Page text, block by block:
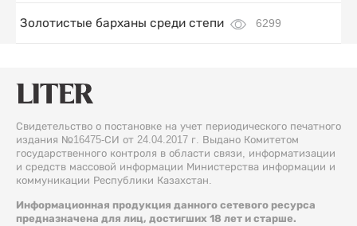
Золотистые барханы среди степи 6299
Свидетельство о постановке на учет периодического печатного
издания №16475-СИ от 24.04.2017 г. Выдано Комитетом
государственного контроля в области связи, информатизации
и средств массовой информации Министерства информации и
коммуникации Республики Казахстан.
Информационная продукция данного сетевого ресурса
предназначена для лиц, достигших 18 лет и старше.